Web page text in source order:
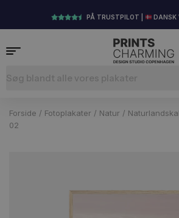
PÅ TRUSTPILOT | DANSK
Forside / Fotoplakater / Natur /
02